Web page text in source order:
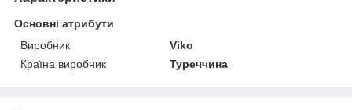
Основні атрибути
Виробник
Viko
Країна виробник
Туреччина